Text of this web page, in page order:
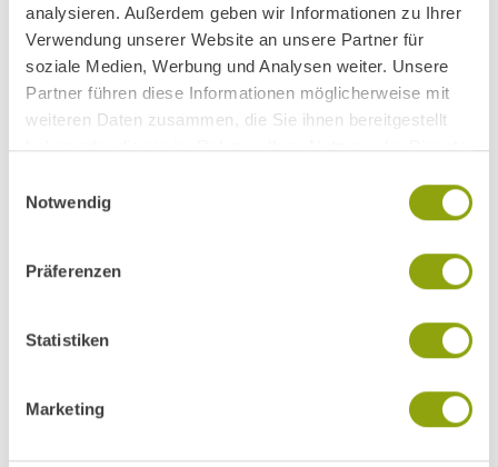
analysieren. Außerdem geben wir Informationen zu Ihrer
Verwendung unserer Website an unsere Partner für
soziale Medien, Werbung und Analysen weiter. Unsere
Partner führen diese Informationen möglicherweise mit
weiteren Daten zusammen, die Sie ihnen bereitgestellt
haben oder die sie im Rahmen Ihrer Nutzung der Dienste
Notwendig
Präferenzen
Statistiken
Marketing
Mitwirkende
Seit vielen Jahren lenkt Chefkoch Markus Sorg die
prägt damit einen der wichtigsten Aspekte der Modernen